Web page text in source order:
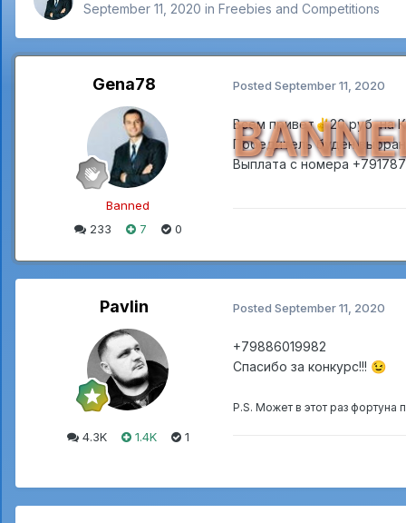
September 11, 2020 in Freebies and Competitions
Gena78
Banned
233
7 0
Posted September 11, 2020
Всем привет✌️20 руб на
Победитель буден выбран
Выплата с номера
Pavlin
4.3K 1.4K 1
Posted September 11, 2020
+79886019982
Спасибо за конкурс!!! 😉
P.S. Может в этот раз